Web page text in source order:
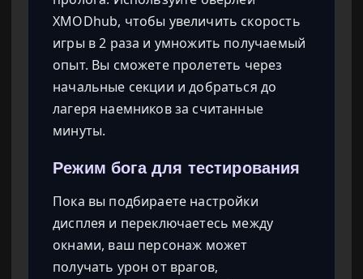
XMODhub, чтобы увеличить скорость
игры в 2 раза и умножить получаемый
опыт. Вы сможете пролететь через
начальные секции и добраться до
лагеря наемников за считанные
минуты.
Режим бога для тестирования
Пока вы подбираете настройки
дисплея и переключаетесь между
окнами, ваш персонаж может
получать урон от врагов,